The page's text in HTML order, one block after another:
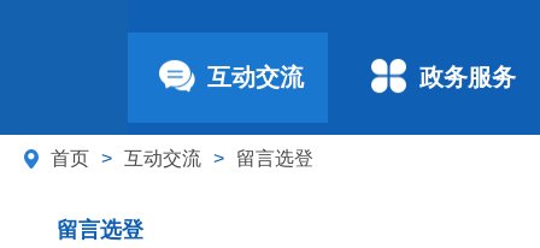
互动交流 政务服务
首页 > 互动交流 > 留言选登
留言选登